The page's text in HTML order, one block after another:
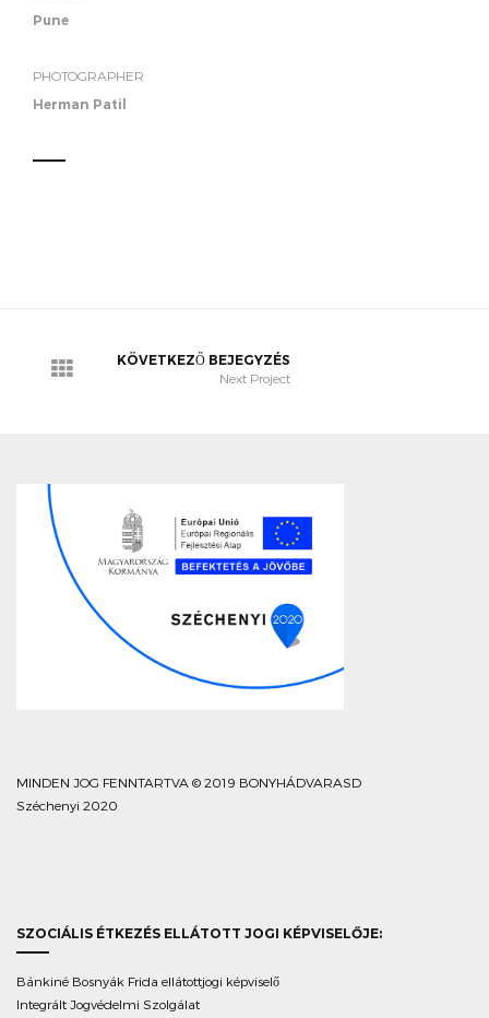
Pune
PHOTOGRAPHER
Herman Patil
KÖVETKEZŐ BEJEGYZÉS
Next Project
MINDEN JOG FENNTARTVA © 2019 BONYHÁDVARASD
Széchenyi 2020
SZOCIÁLIS ÉTKEZÉS ELLÁTOTT JOGI KÉPVISELŐJE:
Bánkiné Bosnyák Frida ellátottjogi képviselő
Integrált Jogvédelmi Szolgálat